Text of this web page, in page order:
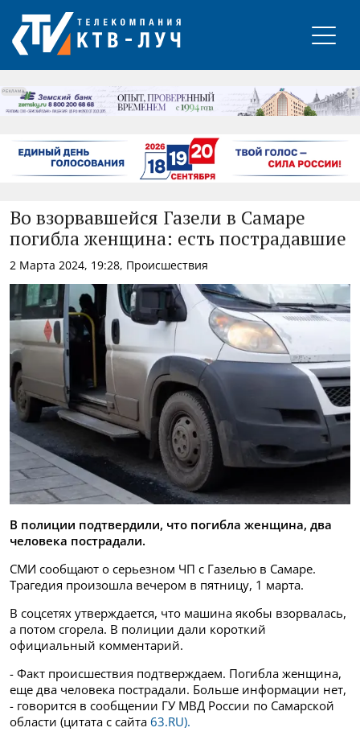
РЕКЛАМА
Во взорвавшейся Газели в Самаре
погибла женщина: есть пострадавшие
2 Марта 2024, 19:28, Происшествия
В полиции подтвердили, что погибла женщина, два
человека пострадали.
СМИ сообщают о серьезном ЧП с Газелью в Самаре.
Трагедия произошла вечером в пятницу, 1 марта.
В соцсетях утверждается, что машина якобы взорвалась,
а потом сгорела. В полиции дали короткий
официальный комментарий.
- Факт происшествия подтверждаем. Погибла женщина,
еще два человека пострадали. Больше информации нет,
- говорится в сообщении ГУ МВД России по Самарской
области (цитата с сайта 63.RU).